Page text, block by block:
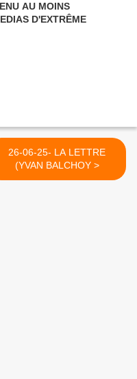
AU MOINS
26-06-25- LA LETTRE
(YVAN BALCHOY >